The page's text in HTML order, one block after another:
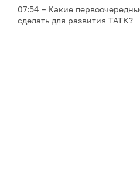
07:54 – Какие
сделать для развития ТАТК?